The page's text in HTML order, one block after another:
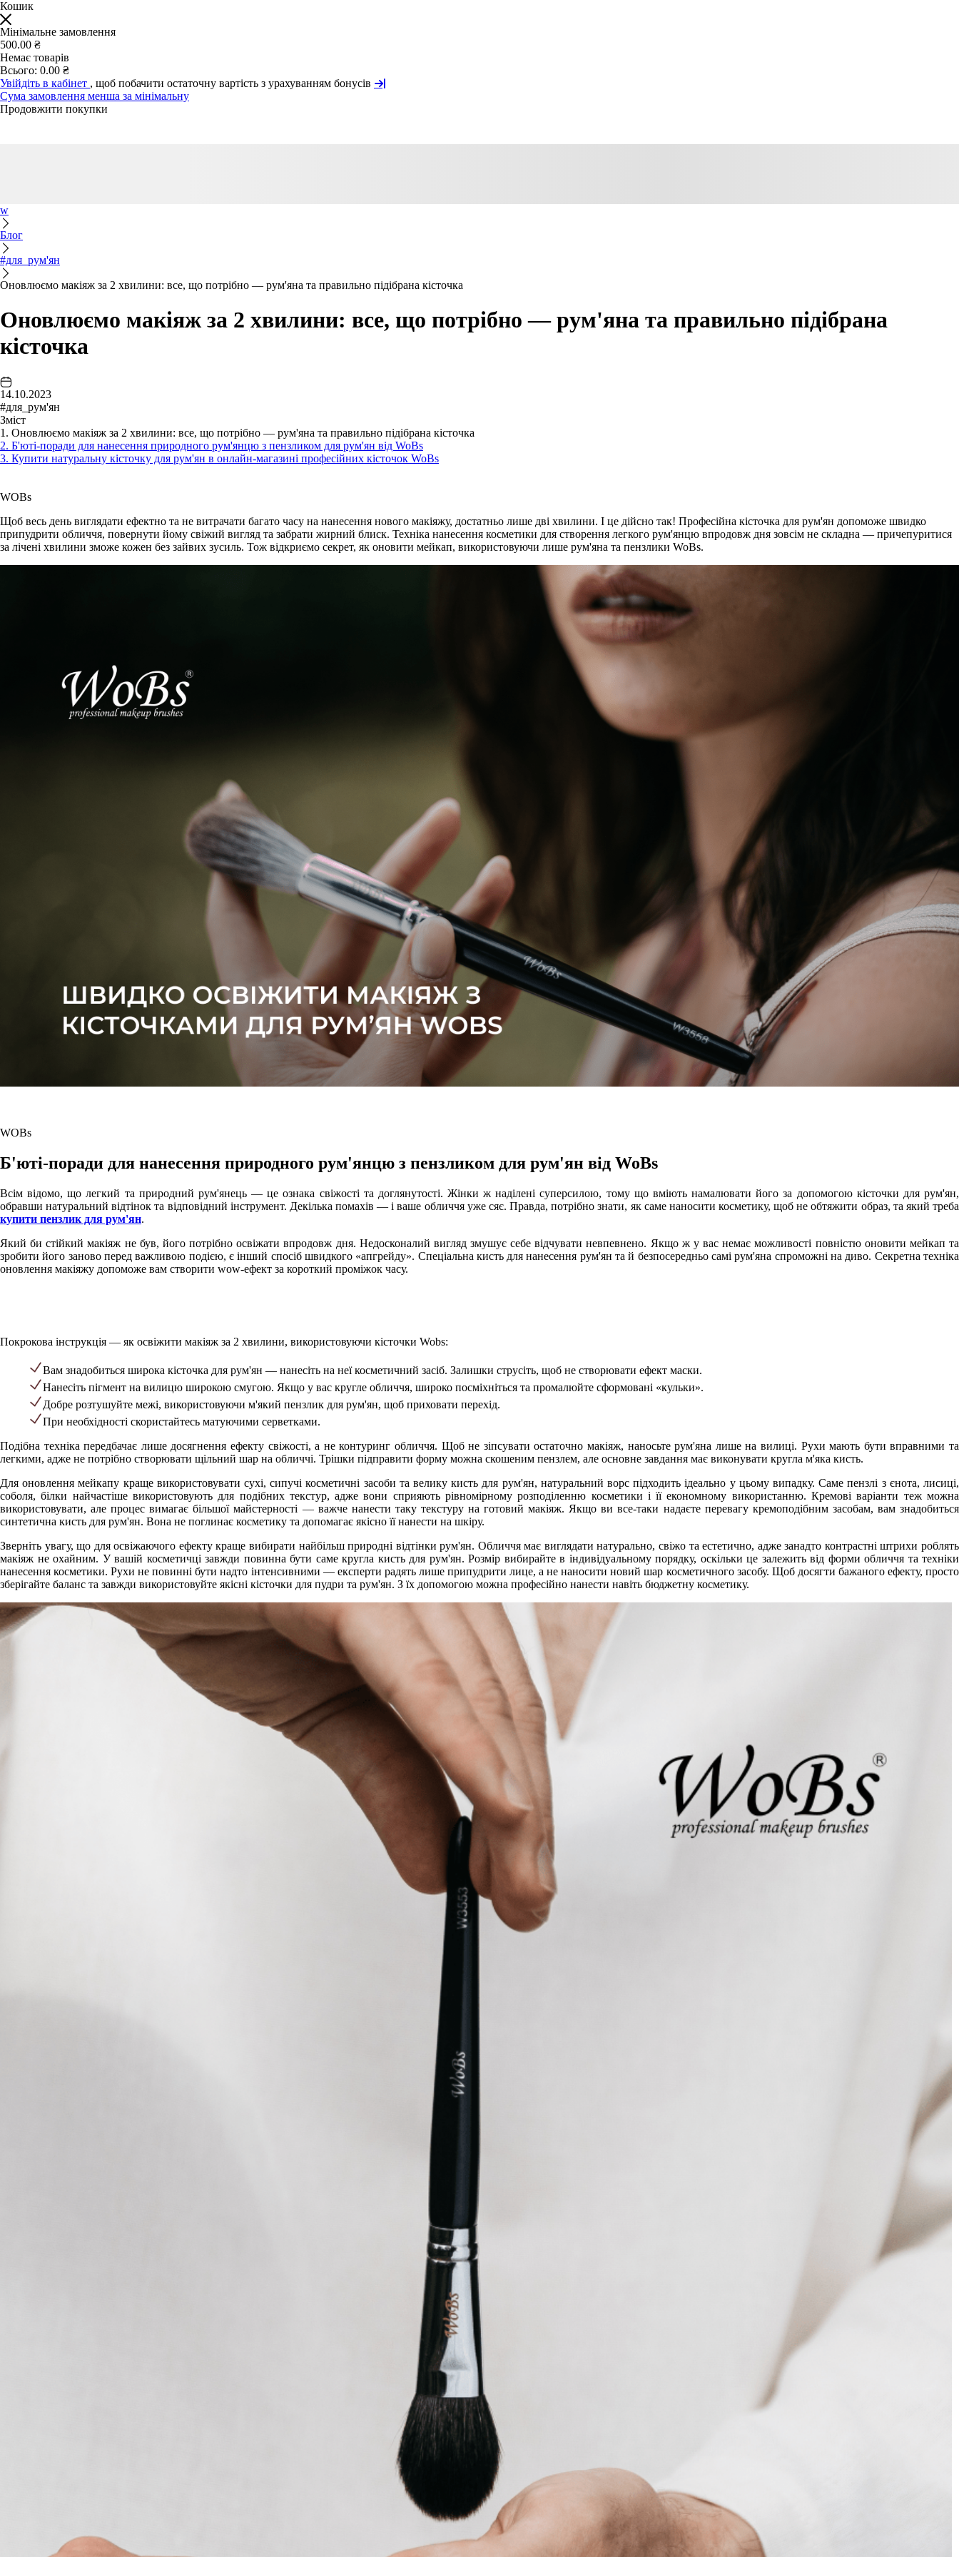
Кошик
Мінімальне замовлення
500.00 ₴
Немає товарів
Всього: 0.00 ₴
Увійдіть в кабінет , щоб побачити остаточну вартість з урахуванням бонусів
Сума замовлення менша за мінімальну
Продовжити покупки
w
Блог
#для_рум'ян
Оновлюємо макіяж за 2 хвилини: все, що потрібно — рум'яна та правильно підібрана кісточка
Оновлюємо макіяж за 2 хвилини: все, що потрібно — рум'яна та правильно підібрана
кісточка
14.10.2023
#для_рум'ян
Зміст
1. Оновлюємо макіяж за 2 хвилини: все, що потрібно — рум'яна та правильно підібрана кісточка
2. Б'юті-поради для нанесення природного рум'янцю з пензликом для рум'ян від WoBs
3. Купити натуральну кісточку для рум'ян в онлайн-магазині професійних кісточок WoBs
WOBs
Щоб весь день виглядати ефектно та не витрачати багато часу на нанесення нового макіяжу, достатньо лише дві хвилини. І це дійсно так! Професійна кісточка для рум'ян допоможе швидко
припудрити обличчя, повернути йому свіжий вигляд та забрати жирний блиск. Техніка нанесення косметики для створення легкого рум'янцю впродовж дня зовсім не складна — причепуритися
за лічені хвилини зможе кожен без зайвих зусиль. Тож відкриємо секрет, як оновити мейкап, використовуючи лише рум'яна та пензлики WoBs.
WOBs
Б'юті-поради для нанесення природного рум'янцю з пензликом для рум'ян від WoBs
Всім відомо, що легкий та природний рум'янець — це ознака свіжості та доглянутості. Жінки ж наділені суперсилою, тому що вміють намалювати його за допомогою кісточки для рум'ян,
обравши натуральний відтінок та відповідний інструмент. Декілька помахів — і ваше обличчя уже сяє. Правда, потрібно знати, як саме наносити косметику, щоб не обтяжити образ, та який треба
купити пензлик для рум'ян.
Який би стійкий макіяж не був, його потрібно освіжати впродовж дня. Недосконалий вигляд змушує себе відчувати невпевнено. Якщо ж у вас немає можливості повністю оновити мейкап та
зробити його заново перед важливою подією, є інший спосіб швидкого «апгрейду». Спеціальна кисть для нанесення рум'ян та й безпосередньо самі рум'яна спроможні на диво. Секретна техніка
оновлення макіяжу допоможе вам створити wow-ефект за короткий проміжок часу.
Покрокова інструкція — як освіжити макіяж за 2 хвилини, використовуючи кісточки Wobs:
Вам знадобиться широка кісточка для рум'ян — нанесіть на неї косметичний засіб. Залишки струсіть, щоб не створювати ефект маски.
Нанесіть пігмент на вилицю широкою смугою. Якщо у вас кругле обличчя, широко посміхніться та промалюйте сформовані «кульки».
Добре розтушуйте межі, використовуючи м'який пензлик для рум'ян, щоб приховати перехід.
При необхідності скористайтесь матуючими серветками.
Подібна техніка передбачає лише досягнення ефекту свіжості, а не контуринг обличчя. Щоб не зіпсувати остаточно макіяж, наносьте рум'яна лише на вилиці. Рухи мають бути вправними та
легкими, адже не потрібно створювати щільний шар на обличчі. Трішки підправити форму можна скошеним пензлем, але основне завдання має виконувати кругла м'яка кисть.
Для оновлення мейкапу краще використовувати сухі, сипучі косметичні засоби та велику кисть для рум'ян, натуральний ворс підходить ідеально у цьому випадку. Саме пензлі з єнота, лисиці,
соболя, білки найчастіше використовують для подібних текстур, адже вони сприяють рівномірному розподіленню косметики і її економному використанню. Кремові варіанти теж можна
використовувати, але процес вимагає більшої майстерності — важче нанести таку текстуру на готовий макіяж. Якщо ви все-таки надаєте перевагу кремоподібним засобам, вам знадобиться
синтетична кисть для рум'ян. Вона не поглинає косметику та допомагає якісно її нанести на шкіру.
Зверніть увагу, що для освіжаючого ефекту краще вибирати найбільш природні відтінки рум'ян. Обличчя має виглядати натурально, свіжо та естетично, адже занадто контрастні штрихи роблять
макіяж не охайним. У вашій косметичці завжди повинна бути саме кругла кисть для рум'ян. Розмір вибирайте в індивідуальному порядку, оскільки це залежить від форми обличчя та техніки
нанесення косметики. Рухи не повинні бути надто інтенсивними — експерти радять лише припудрити лице, а не наносити новий шар косметичного засобу. Щоб досягти бажаного ефекту, просто
зберігайте баланс та завжди використовуйте якісні кісточки для пудри та рум'ян. З їх допомогою можна професійно нанести навіть бюджетну косметику.